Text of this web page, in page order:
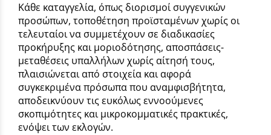
Κάθε καταγγελία, όπως διορισμοί συγγενικών
προσώπων, τοποθέτηση προϊσταμένων χωρίς οι
τελευταίοι να συμμετέχουν σε διαδικασίες
προκήρυξης και μοριοδότησης, αποσπάσεις-
μεταθέσεις υπαλλήλων χωρίς αίτησή τους,
πλαισιώνεται από στοιχεία και αφορά
συγκεκριμένα πρόσωπα που αναμφισβήτητα,
αποδεικνύουν τις ευκόλως εννοούμενες
σκοπιμότητες και μικροκομματικές πρακτικές,
ενόψει των εκλογών.